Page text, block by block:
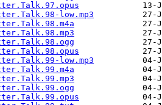
low.mp3
low.mp3